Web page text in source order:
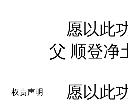
权责声明
愿以此
父 顺登净
愿以此